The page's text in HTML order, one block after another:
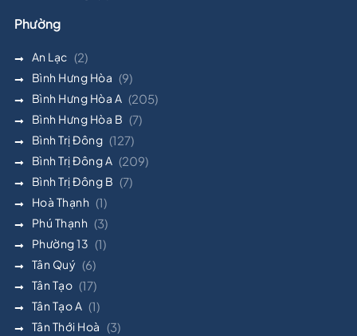
Phường
An Lạc (2)
Bình Hưng Hòa (9)
Bình Hưng Hòa A (205)
Bình Hưng Hòa B (7)
Bình Trị Đông (127)
Bình Trị Đông A (209)
Bình Trị Đông B (7)
Hoà Thạnh (1)
Phú Thạnh (3)
Phường 13 (1)
Tân Quý (6)
Tân Tạo (17)
Tân Tạo A (1)
Tân Thới Hoà (3)